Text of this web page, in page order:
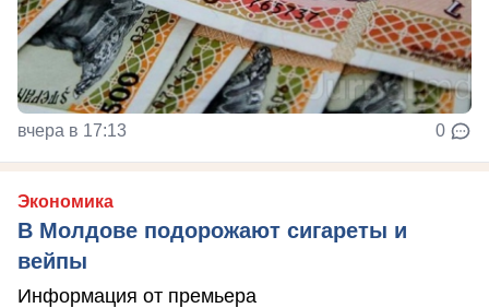
вчера в 17:13 0
Экономика
В Молдове подорожают сигареты и
вейпы
Информация от премьера